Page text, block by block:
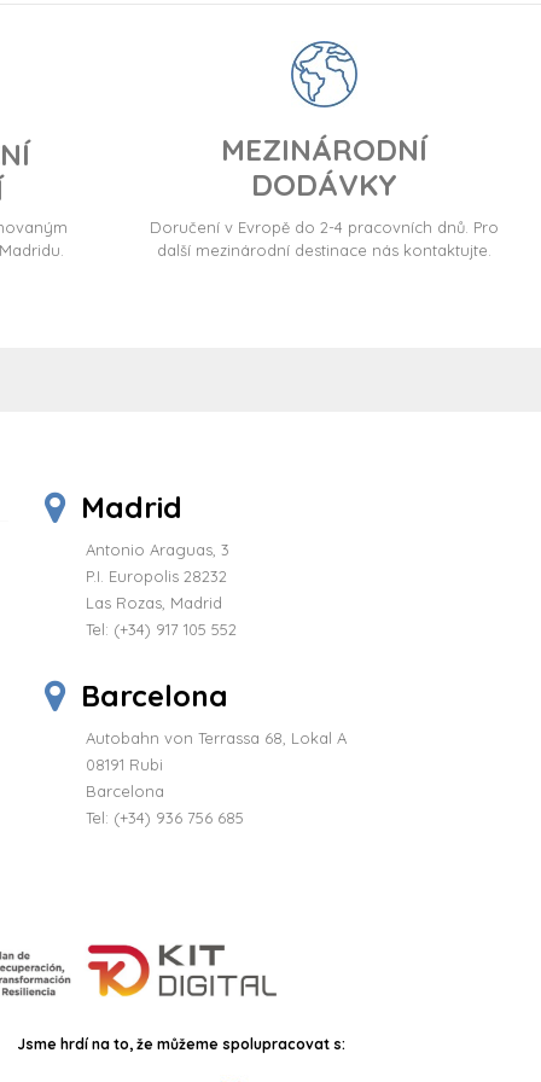
MEZINÁRODNÍ
DODÁVKY
Doručení v Evropě do 2-4 pracovních dnů. Pro
další mezinárodní destinace nás kontaktujte.
Madrid
Antonio Araguas, 3
P.I. Europolis 28232
Las Rozas, Madrid
Tel: (+34) 917 105 552
Barcelona
Autobahn von Terrassa 68, Lokal A
08191 Rubi
Barcelona
Tel: (+34) 936 756 685
Jsme hrdí na to, že můžeme spolupracovat s: